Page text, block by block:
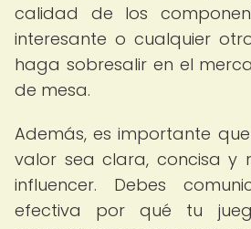
calidad de los
interesante o cualquier
haga sobresalir en el
de mesa.
Además, es importante
valor sea clara, concisa y
influencer. Debes
efectiva por qué tu